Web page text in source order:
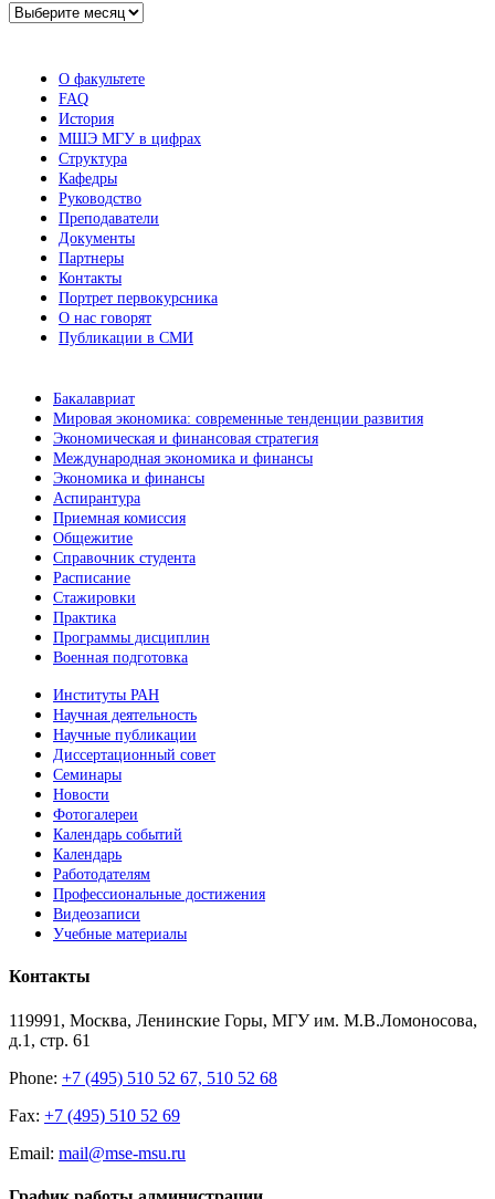
Архив
О факультете
FAQ
История
МШЭ МГУ в цифрах
Структура
Кафедры
Руководство
Преподаватели
Документы
Партнеры
Контакты
Портрет первокурсника
О нас говорят
Публикации в СМИ
Бакалавриат
Мировая экономика: современные тенденции развития
Экономическая и финансовая стратегия
Международная экономика и финансы
Экономика и финансы
Аспирантура
Приемная комиссия
Общежитие
Справочник студента
Расписание
Стажировки
Практика
Программы дисциплин
Военная подготовка
Институты РАН
Научная деятельность
Научные публикации
Диссертационный совет
Семинары
Новости
Фотогалереи
Календарь событий
Календарь
Работодателям
Профессиональные достижения
Видеозаписи
Учебные материалы
Контакты
119991, Москва, Ленинские Горы, МГУ им. М.В.Ломоносова,
д.1, стр. 61
Phone: +7 (495) 510 52 67, 510 52 68
Fax: +7 (495) 510 52 69
Email: mail@mse-msu.ru